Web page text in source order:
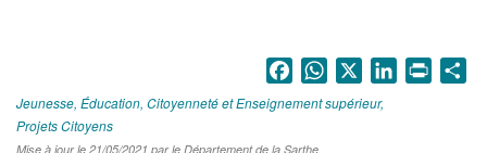
Les commissions
Les services
FacebookWhatsApp
X LinkedIn
Print
Jeunesse, Éducation, Citoyenneté et Enseignement supérieur
Projets Citoyens
Mise à jour le 21/05/2021 par le Département de la Sarthe